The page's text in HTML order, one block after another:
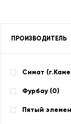
ПРОИЗВОДИТЕЛЬ
Симат
Фурбау (0)
Пятый